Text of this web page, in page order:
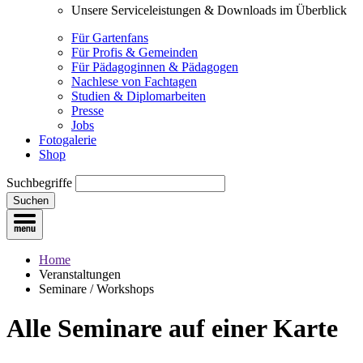
Unsere Serviceleistungen & Downloads im Überblick
Für Gartenfans
Für Profis & Gemeinden
Für Pädagoginnen & Pädagogen
Nachlese von Fachtagen
Studien & Diplomarbeiten
Presse
Jobs
Fotogalerie
Shop
Suchbegriffe
Suchen
Home
Veranstaltungen
Seminare / Workshops
Alle Seminare auf einer Karte